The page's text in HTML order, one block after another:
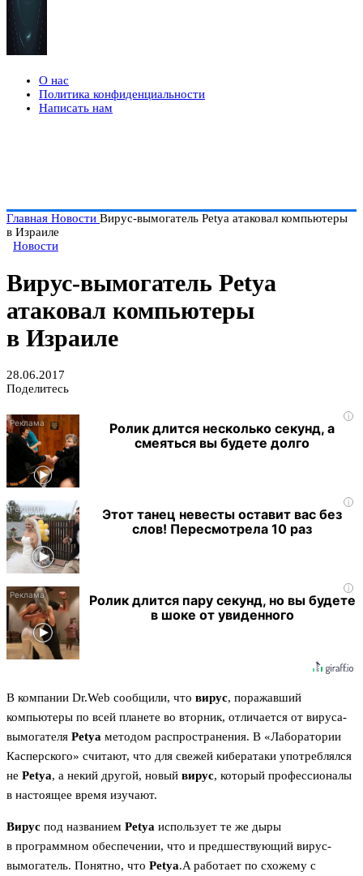
О нас
Политика конфиденциальности
Написать нам
Главная Новости Вирус-вымогатель Petya атаковал компьютеры
в Израиле
Новости
Вирус-вымогатель Petya
атаковал компьютеры
в Израиле
28.06.2017
Поделитесь
i
Ролик длится несколько секунд, а
смеяться вы будете долго
i
Этот танец невесты оставит вас без
слов! Пересмотрела 10 раз
i
Ролик длится пару секунд, но вы будете
в шоке от увиденного
В компании Dr.Web сообщили, что вирус, поражавший
компьютеры по всей планете во вторник, отличается от вируса-
вымогателя Petya методом распространения. В «Лаборатории
Касперского» считают, что для свежей кибератаки употреблялся
не Petya, а некий другой, новый вирус, который профессионалы
в настоящее время изучают.
Вирус под названием Petya использует те же дыры
в программном обеспечении, что и предшествующий вирус-
вымогатель. Понятно, что Petya.A работает по схожему с